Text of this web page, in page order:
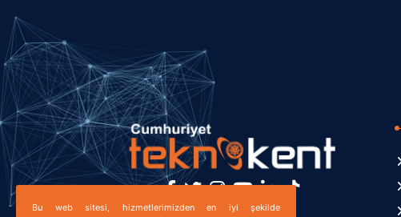
Bu web sitesi, hizmetlerimizden en iyi şekilde